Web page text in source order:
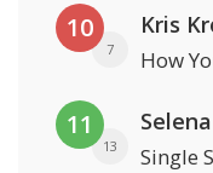
10
7 How
11
13 Single